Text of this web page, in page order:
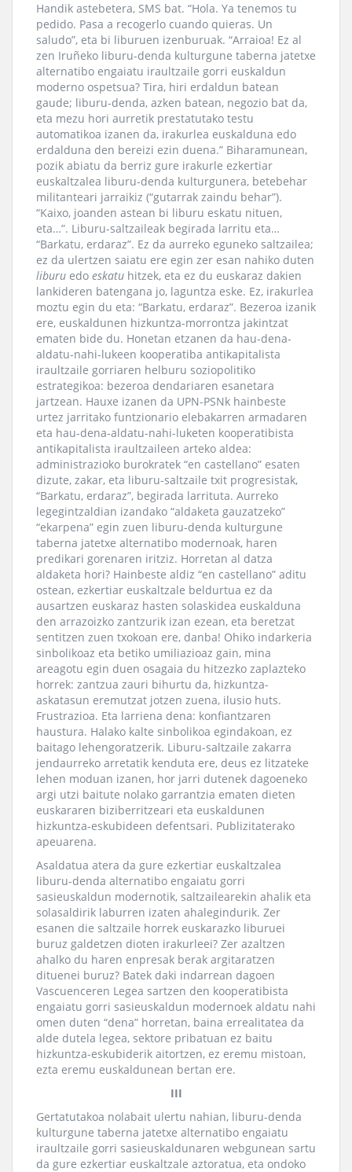
Handik astebetera, SMS bat. “Hola. Ya tenemos tu
pedido. Pasa a recogerlo cuando quieras. Un
saludo”, eta bi liburuen izenburuak. “Arraioa! Ez al
zen Iruñeko liburu-denda kulturgune taberna jatetxe
alternatibo engaiatu iraultzaile gorri euskaldun
moderno ospetsua? Tira, hiri erdaldun batean
gaude; liburu-denda, azken batean, negozio bat da,
eta mezu hori aurretik prestatutako testu
automatikoa izanen da, irakurlea euskalduna edo
erdalduna den bereizi ezin duena.” Biharamunean,
pozik abiatu da berriz gure irakurle ezkertiar
euskaltzalea liburu-denda kulturgunera, betebehar
militanteari jarraikiz (“gutarrak zaindu behar”).
“Kaixo, joanden astean bi liburu eskatu nituen,
eta…”. Liburu-saltzaileak begirada larritu eta…
“Barkatu, erdaraz”. Ez da aurreko eguneko saltzailea;
ez da ulertzen saiatu ere egin zer esan nahiko duten
liburu edo eskatu hitzek, eta ez du euskaraz dakien
lankideren batengana jo, laguntza eske. Ez, irakurlea
moztu egin du eta: “Barkatu, erdaraz”. Bezeroa izanik
ere, euskaldunen hizkuntza-morrontza jakintzat
ematen bide du. Honetan etzanen da hau-dena-
aldatu-nahi-lukeen kooperatiba antikapitalista
iraultzaile gorriaren helburu soziopolitiko
estrategikoa: bezeroa dendariaren esanetara
jartzean. Hauxe izanen da UPN-PSNk hainbeste
urtez jarritako funtzionario elebakarren armadaren
eta hau-dena-aldatu-nahi-luketen kooperatibista
antikapitalista iraultzaileen arteko aldea:
administrazioko burokratek “en castellano” esaten
dizute, zakar, eta liburu-saltzaile txit progresistak,
“Barkatu, erdaraz”, begirada larrituta. Aurreko
legegintzaldian izandako “aldaketa gauzatzeko”
“ekarpena” egin zuen liburu-denda kulturgune
taberna jatetxe alternatibo modernoak, haren
predikari gorenaren iritziz. Horretan al datza
aldaketa hori? Hainbeste aldiz “en castellano” aditu
ostean, ezkertiar euskaltzale beldurtua ez da
ausartzen euskaraz hasten solaskidea euskalduna
den arrazoizko zantzurik izan ezean, eta beretzat
sentitzen zuen txokoan ere, danba! Ohiko indarkeria
sinbolikoaz eta betiko umiliazioaz gain, mina
areagotu egin duen osagaia du hitzezko zaplazteko
horrek: zantzua zauri bihurtu da, hizkuntza-
askatasun eremutzat jotzen zuena, ilusio huts.
Frustrazioa. Eta larriena dena: konfiantzaren
haustura. Halako kalte sinbolikoa egindakoan, ez
baitago lehengoratzerik. Liburu-saltzaile zakarra
jendaurreko arretatik kenduta ere, deus ez litzateke
lehen moduan izanen, hor jarri dutenek dagoeneko
argi utzi baitute nolako garrantzia ematen dieten
euskararen biziberritzeari eta euskaldunen
hizkuntza-eskubideen defentsari. Publizitaterako
apeuarena.
Asaldatua atera da gure ezkertiar euskaltzalea
liburu-denda alternatibo engaiatu gorri
sasieuskaldun modernotik, saltzailearekin ahalik eta
solasaldirik laburren izaten ahalegindurik. Zer
esanen die saltzaile horrek euskarazko liburuei
buruz galdetzen dioten irakurleei? Zer azaltzen
ahalko du haren enpresak berak argitaratzen
dituenei buruz? Batek daki indarrean dagoen
Vascuenceren Legea sartzen den kooperatibista
engaiatu gorri sasieuskaldun modernoek aldatu nahi
omen duten “dena” horretan, baina errealitatea da
alde dutela legea, sektore pribatuan ez baitu
hizkuntza-eskubiderik aitortzen, ez eremu mistoan,
ezta eremu euskaldunean bertan ere.
III
Gertatutakoa nolabait ulertu nahian, liburu-denda
kulturgune taberna jatetxe alternatibo engaiatu
iraultzaile gorri sasieuskaldunaren webgunean sartu
da gure ezkertiar euskaltzale aztoratua, eta ondoko